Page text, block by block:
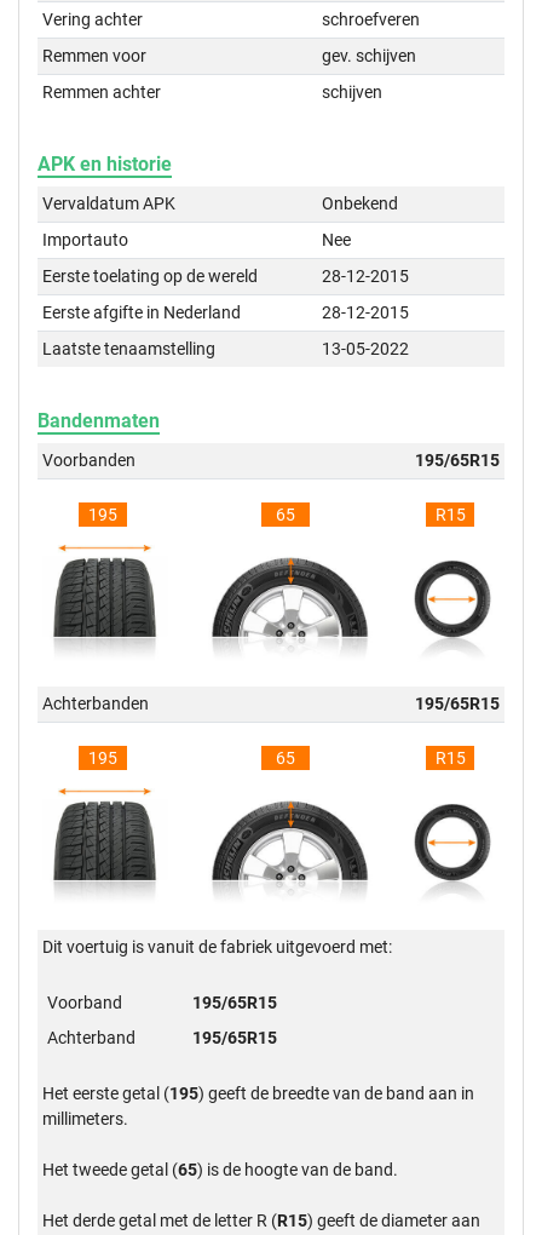
Vering achter
schroefveren
Remmen voor
gev. schijven
Remmen achter
schijven
APK en historie
Vervaldatum APK
Onbekend
Importauto
Nee
Eerste toelating op de wereld
28-12-2015
Eerste afgifte in Nederland
28-12-2015
Laatste tenaamstelling
13-05-2022
Bandenmaten
Voorbanden 195/65R15
195 65 R15
Achterbanden 195/65R15
195 65 R15
Dit voertuig is vanuit de fabriek uitgevoerd met:
Voorband
195/65R15
Achterband
195/65R15
Het eerste getal (195) geeft de breedte van de band aan in
millimeters.
Het tweede getal (65) is de hoogte van de band.
Het derde getal met de letter R (R15) geeft de diameter aan